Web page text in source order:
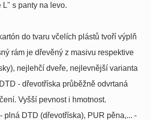
L" s panty na levo.
do tvaru včelích plástů tvoří výplň
rám je dřevěný z masivu respektive
nejlehčí dveře, nejlevnější varianta
- dřevotříska průběžně odvrtaná
Vyšší pevnost i hmotnost.
plná DTD (dřevotříska), PUR pěna,... -